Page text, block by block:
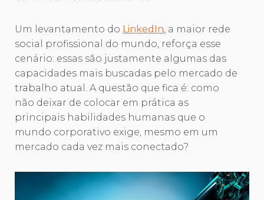
Um levantamento do LinkedIn, a maior rede
social profissional do mundo, reforça esse
cenário: essas são justamente algumas das
capacidades mais buscadas pelo mercado de
trabalho atual. A questão que fica é: como
não deixar de colocar em prática as
principais habilidades humanas que o
mundo corporativo exige, mesmo em um
mercado cada vez mais conectado?